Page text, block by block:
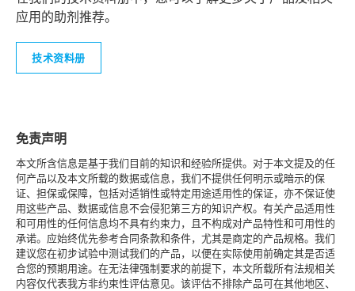
应用的助剂推荐。
技术资料册
免责声明
本文所含信息是基于我们目前的知识和经验所提供。对于本文提及的任
何产品以及本文所载的数据或信息，我们不提供任何明示或暗示的保
证、担保或保障，包括对适销性或特定用途适用性的保证，亦不保证使
用这些产品、数据或信息不会侵犯第三方的知识产权。有关产品适用性
和可用性的任何信息均不具有约束力，且不构成对产品特性和可用性的
承诺。应始终优先参考合同条款和条件，尤其是商定的产品规格。我们
建议您在初步试验中测试我们的产品，以便在实际使用前确定其是否适
合您的预期用途。在无法律强制要求的前提下，本文所载所有法规相关
内容仅代表我方非约束性评估意见。该评估不排除产品可在其他地区、